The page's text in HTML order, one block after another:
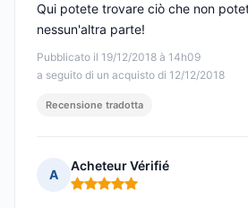
Pubblicato il 19/12/2018 à 14h09
a seguito di un acquisto di 12/12/2018
Qui potete trovare ciò che non
nessun'altra parte!
Recensione tradotta
A
Acheteur Vérifié
Nota: 5 su 5